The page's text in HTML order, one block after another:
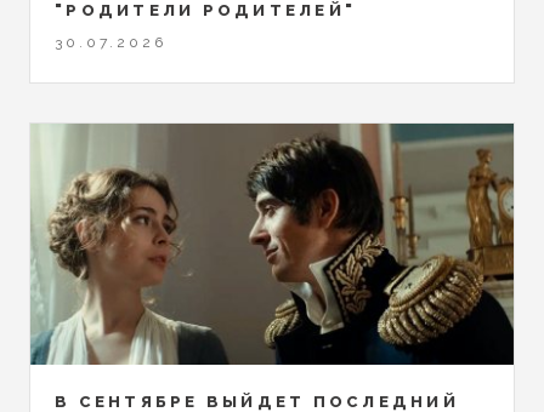
"РОДИТЕЛИ РОДИТЕЛЕЙ"
30.07.2026
В СЕНТЯБРЕ ВЫЙДЕТ ПОСЛЕДНИЙ